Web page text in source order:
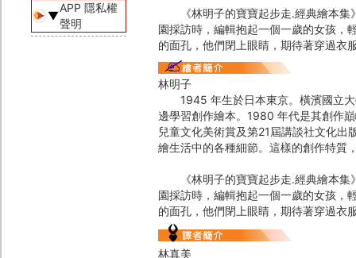
▼
APP 隱私權
聲明
《林明子的寶寶起步走․經典繪本集
園採訪時，編輯抱起一個一歲的女孩，
的面孔，他們閉上眼睛，期待著穿過衣
林明子
1945 年生於日本東京。橫濱國立大
邊學習創作繪本。1980 年代是其創作
兒童文化美術賞及第21屆講談社文化
繪生活中的各種細節。這樣的創作特質
《林明子的寶寶起步走․經典繪本集
園採訪時，編輯抱起一個一歲的女孩，
的面孔，他們閉上眼睛，期待著穿過衣
林真美